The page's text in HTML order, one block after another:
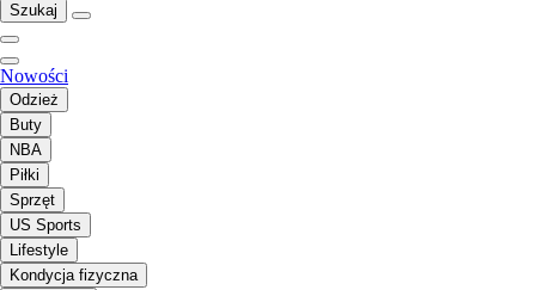
Szukaj
Nowości
Odzież
Buty
NBA
Piłki
Sprzęt
US Sports
Lifestyle
Kondycja fizyczna